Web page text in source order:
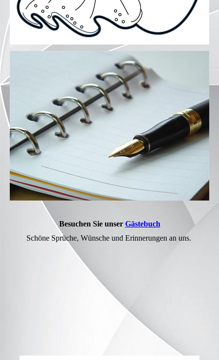
Besuchen Sie unser Gästebuch
Schöne Sprüche, Wünsche und Erinnerungen an uns.